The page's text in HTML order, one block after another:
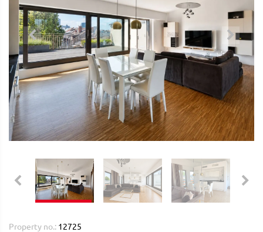
Property no.: 12725